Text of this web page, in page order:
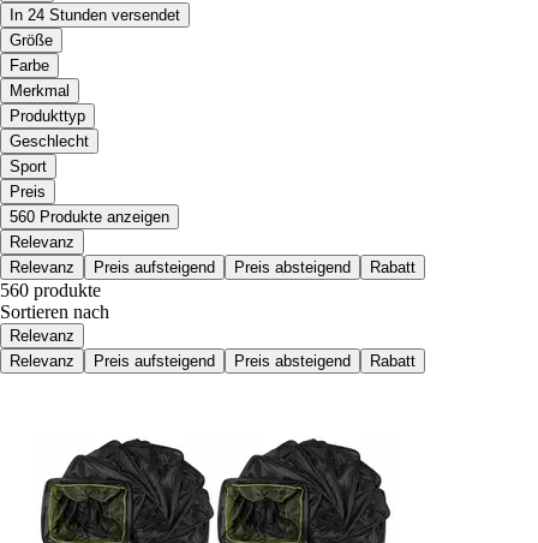
In 24 Stunden versendet
Größe
Farbe
Merkmal
Produkttyp
Geschlecht
Sport
Preis
560 Produkte anzeigen
Relevanz
Relevanz
Preis aufsteigend Preis absteigend Rabatt
560 produkte
Sortieren nach
Relevanz
Relevanz
Preis aufsteigend Preis absteigend Rabatt